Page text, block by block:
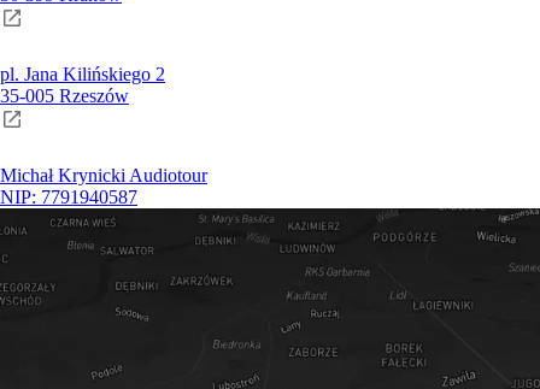
pl. Jana Kilińskiego 2
35-005 Rzeszów
Michał Krynicki Audiotour
NIP: 7791940587